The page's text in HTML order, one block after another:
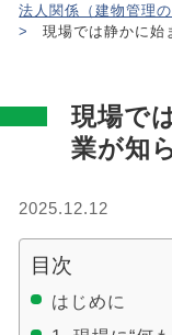
法人関係（建物管理の
>
現場では静かに始
現場で
業が知
2025.12.12
目次
はじめに